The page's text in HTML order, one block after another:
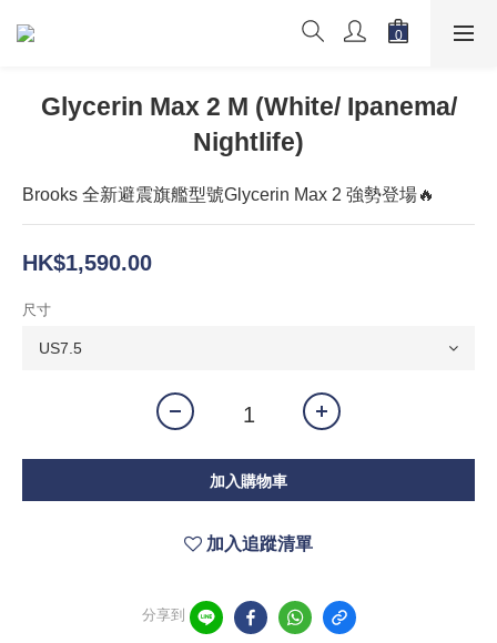
Glycerin Max 2 M (White/ Ipanema/
Nightlife)
Brooks 全新避震旗艦型號Glycerin Max 2 強勢登場🔥
HK$1,590.00
尺寸
加入購物車
加入追蹤清單
分享到